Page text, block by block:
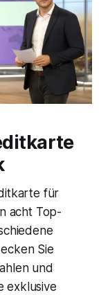
für
acht Top-
Sie
und
exklusive